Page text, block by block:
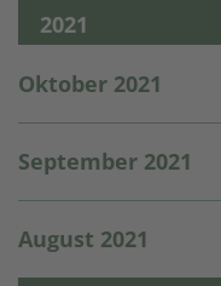
2021
Oktober 2021
September 2021
August 2021